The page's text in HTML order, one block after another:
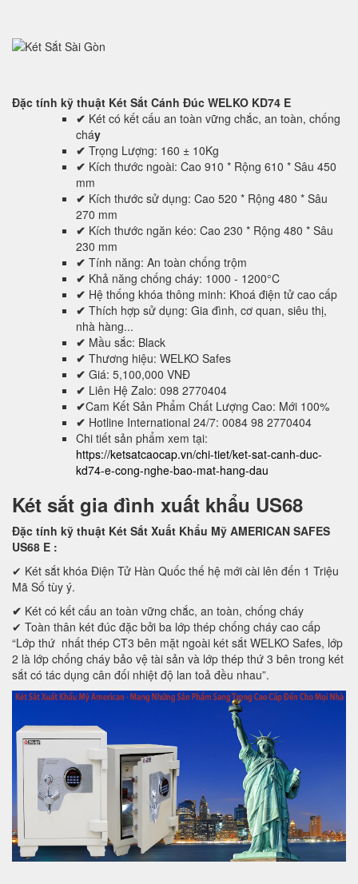
Đặc tính kỹ thuật Két Sắt Cánh Đúc WELKO KD74 E
✔ Két có kết cấu an toàn vững chắc, an toàn, chống
cháy
✔ Trọng Lượng: 160 ± 10Kg
✔ Kích thước ngoài: Cao 910 * Rộng 610 * Sâu 450
mm
✔ Kích thước sử dụng: Cao 520 * Rộng 480 * Sâu
270 mm
✔ Kích thước ngăn kéo: Cao 230 * Rộng 480 * Sâu
230 mm
✔ Tính năng: An toàn chống trộm
✔ Khả năng chống cháy: 1000 - 1200°C
✔ Hệ thống khóa thông minh: Khoá điện tử cao cấp
✔ Thích hợp sử dụng: Gia đình, cơ quan, siêu thị,
nhà hàng...
✔ Mầu sắc: Black
✔ Thương hiệu: WELKO Safes
✔ Giá: 5,100,000 VNĐ
✔ Liên Hệ Zalo: 098 2770404
✔Cam Kết Sản Phẩm Chất Lượng Cao: Mới 100%
✔ Hotline International 24/7: 0084 98 2770404
Chi tiết sản phẩm xem tại:
https://ketsatcaocap.vn/chi-tiet/ket-sat-canh-duc-
kd74-e-cong-nghe-bao-mat-hang-dau
Két sắt gia đình xuất khẩu US68
Đặc tính kỹ thuật Két Sắt Xuất Khẩu Mỹ AMERICAN SAFES
US68 E :
✔ Két sắt khóa Điện Tử Hàn Quốc thế hệ mới cài lên đến 1 Triệu
Mã Số tùy ý.
✔ Két có kết cấu an toàn vững chắc, an toàn, chống cháy
✔ Toàn thân két đúc đặc bởi ba lớp thép chống cháy cao cấp
“Lớp thứ nhất thép CT3 bên mặt ngoài két sắt WELKO Safes, lớp
2 là lớp chống cháy bảo vệ tài sản và lớp thép thứ 3 bên trong két
sắt có tác dụng cân đối nhiệt độ lan toả đều nhau”.